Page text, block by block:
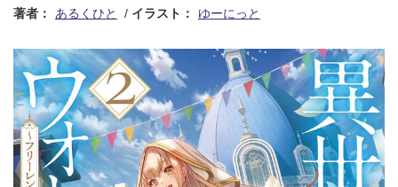
著者： あるくひと イラスト： ゆーにっと